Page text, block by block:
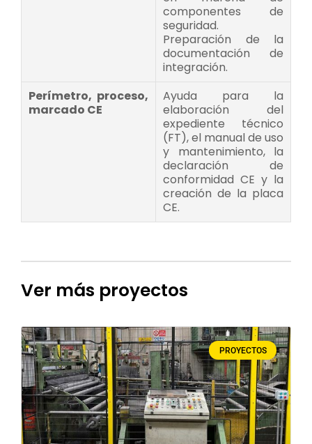
componentes de
seguridad.
Preparación de la
documentación de
integración.
Perímetro, proceso,
marcado CE
Ayuda para la
elaboración del
expediente técnico
(FT), el manual de uso
y mantenimiento, la
declaración de
conformidad CE y la
creación de la placa
CE.
Ver más proyectos
PROYECTOS